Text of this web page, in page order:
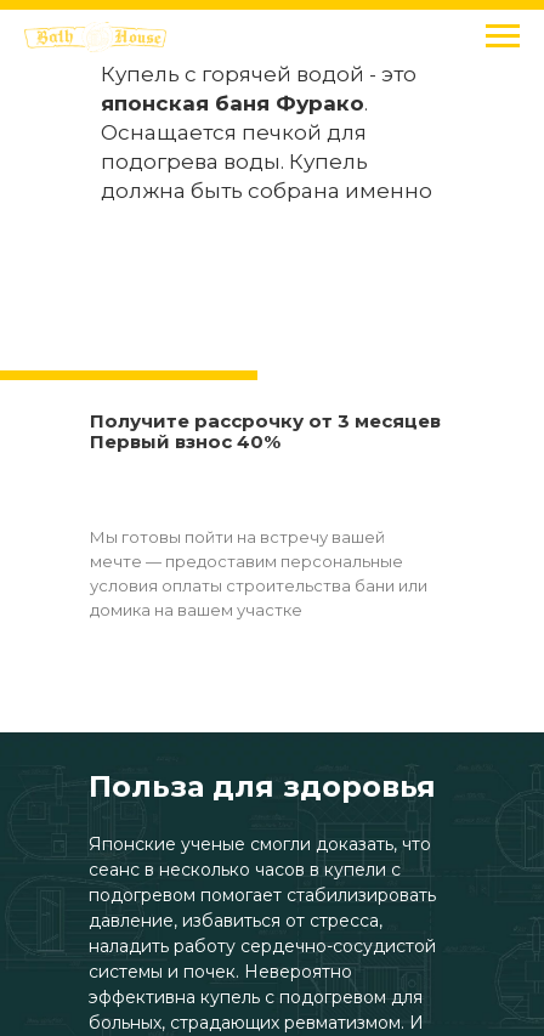
Купель с горячей водой - это
японская баня Фурако.
Оснащается печкой для
подогрева воды. Купель
должна быть собрана именно
Получите рассрочку от 3 месяцев
Первый взнос 40%
Мы готовы пойти на встречу вашей
мечте — предоставим персональные
условия оплаты строительства бани или
домика на вашем участке
Польза для здоровья
Японские ученые смогли доказать, что
сеанс в несколько часов в купели с
подогревом помогает стабилизировать
давление, избавиться от стресса,
наладить работу сердечно-сосудистой
системы и почек. Невероятно
эффективна купель с подогревом для
больных, страдающих ревматизмом. И